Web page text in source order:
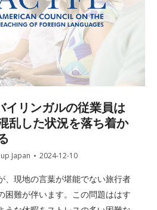
イリンガルの従業員は
乱した状況を落ち着か
Japan 2024-12-10
、現地の言葉が堪能でない旅行者
困難が伴います。この問題ははす